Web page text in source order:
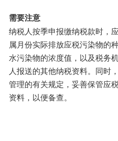
需要注意
纳税人按季申报缴纳税款时，
属月份实际排放应税污染物的
水污染物的浓度值，以及税务
人报送的其他纳税资料。同时
管理的有关规定，妥善保管应
资料，以便备查。